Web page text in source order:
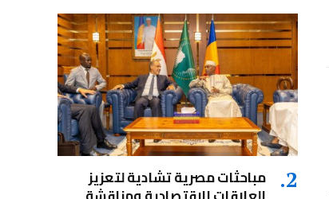
مباحثات مصرية تشادية لتعزيز